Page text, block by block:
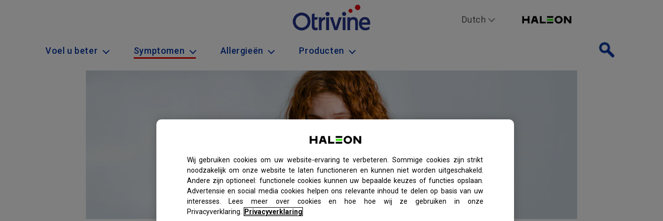
Dutch
Voel u beter Symptomen Allergieën Producten
Wij gebruiken cookies om uw website-ervaring te verbeteren. Sommige cookies zijn strikt
noodzakelijk om onze website te laten functioneren en kunnen niet worden uitgeschakeld.
Andere zijn optioneel: functionele cookies kunnen uw bepaalde keuzes of functies opslaan.
Advertensie en social media cookies helpen ons relevante inhoud te delen op basis van uw
interesses. Lees meer over cookies en hoe hoe wij ze gebruiken in onze
Privacyverklaring. Privacyverklaring